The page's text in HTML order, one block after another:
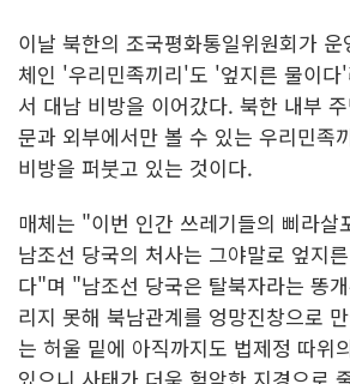
이날 북한의 조국평화통일위원회가
체인 '우리민족끼리'도 '엎지른 물이다
서 대남 비방을 이어갔다. 북한 내부
문과 외부에서만 볼 수 있는 우리민족
비방을 퍼붓고 있는 것이다.
매체는 "이번 인간 쓰레기들의 삐라살
남조선 당국의 처사는 그야말로 엎지
다"며 "남조선 당국은 탈북자라는 똥
리지 못해 북남관계를 엉망진창으로
는 허울 밑에 아직까지도 법제정 따위